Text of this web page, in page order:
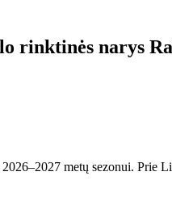
rinktinės narys
metų sezonui.